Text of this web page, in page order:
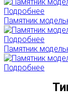
Подробнее
Памятник
Подробнее
Памятник
Подробнее